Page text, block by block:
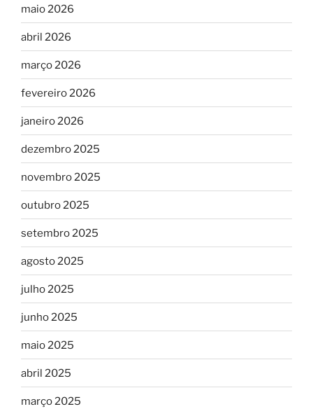
maio 2026
abril 2026
março 2026
fevereiro 2026
janeiro 2026
dezembro 2025
novembro 2025
outubro 2025
setembro 2025
agosto 2025
julho 2025
junho 2025
maio 2025
abril 2025
março 2025